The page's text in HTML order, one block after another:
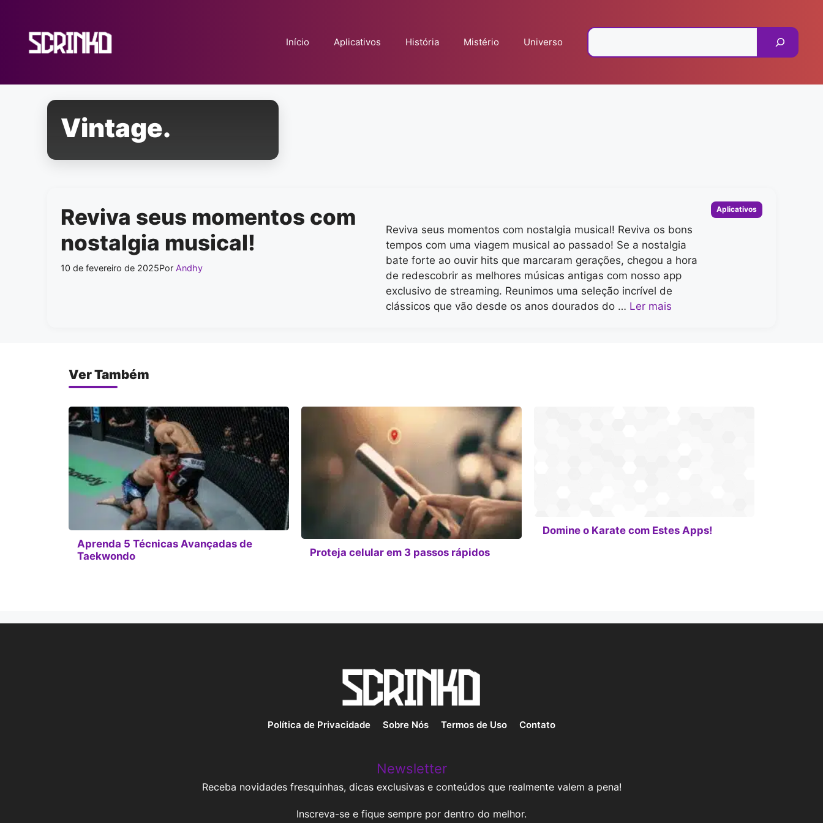
conteúdo
Início Aplicativos História Mistério Universo
Vintage.
Reviva seus momentos com
nostalgia musical!
10 de fevereiro de 2025Por Andhy
Reviva seus momentos com nostalgia musical! Reviva os bons
tempos com uma viagem musical ao passado! Se a nostalgia
bate forte ao ouvir hits que marcaram gerações, chegou a hora
de redescobrir as melhores músicas antigas com nosso app
exclusivo de streaming. Reunimos uma seleção incrível de
clássicos que vão desde os anos dourados do … Ler mais
Categorias
Aplicativos
Ver Também
Aprenda 5 Técnicas Avançadas de
Taekwondo
Proteja celular em 3 passos rápidos
Domine o Karate com Estes Apps!
Política de Privacidade Sobre Nós Termos de Uso Contato
Newsletter
Receba novidades fresquinhas, dicas exclusivas e conteúdos que realmente valem a pena!
Inscreva-se e fique sempre por dentro do melhor.